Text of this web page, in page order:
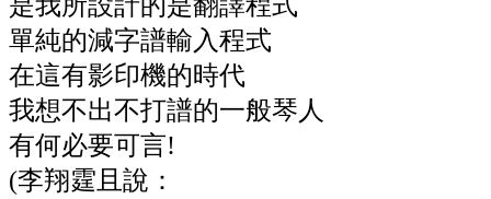
單純的減字譜輸入程式
在這有影印機的時代
我想不出不打譜的一般琴人
有何必要可言!
(李翔霆且說：